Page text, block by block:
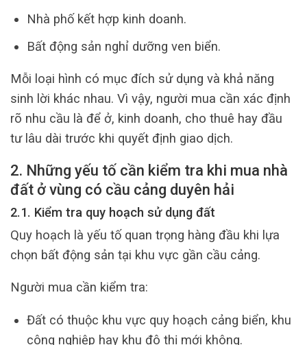
Nhà phố kết hợp kinh doanh.
Bất động sản nghỉ dưỡng ven biển.
Mỗi loại hình có mục đích sử dụng và khả năng
sinh lời khác nhau. Vì vậy, người mua cần xác định
rõ nhu cầu là để ở, kinh doanh, cho thuê hay đầu
tư lâu dài trước khi quyết định giao dịch.
2. Những yếu tố cần kiểm tra khi mua nhà
đất ở vùng có cầu cảng duyên hải
2.1. Kiểm tra quy hoạch sử dụng đất
Quy hoạch là yếu tố quan trọng hàng đầu khi lựa
chọn bất động sản tại khu vực gần cầu cảng.
Người mua cần kiểm tra:
Đất có thuộc khu vực quy hoạch cảng biển, khu
công nghiệp hay khu đô thị mới không.